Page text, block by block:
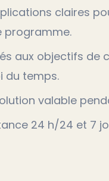
claires
programme.
aux objectifs de
du temps.
valable
24 h/24 et 7